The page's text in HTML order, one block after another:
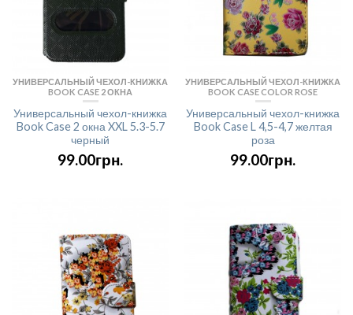
УНИВЕРСАЛЬНЫЙ ЧЕХОЛ-КНИЖКА
BOOK CASE 2 ОКНА
Универсальный чехол-книжка
Book Case 2 окна XXL 5.3-5.7
черный
99.00грн.
УНИВЕРСАЛЬНЫЙ ЧЕХОЛ-КНИЖКА
BOOK CASE COLOR ROSE
Универсальный чехол-книжка
Book Case L 4,5-4,7 желтая
роза
99.00грн.